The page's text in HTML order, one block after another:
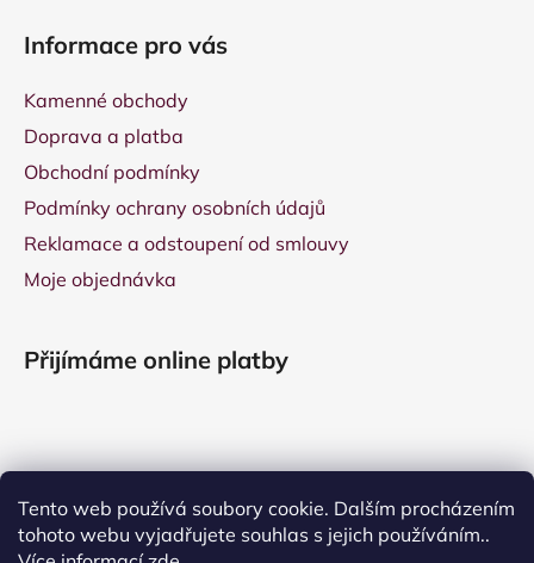
Tento web používá soubory cookie. Dalším procházením
tohoto webu vyjadřujete souhlas s jejich používáním..
Informace pro vás
Kamenné obchody
Doprava a platba
Obchodní podmínky
Podmínky ochrany osobních údajů
Reklamace a odstoupení od smlouvy
Moje objednávka
Přijímáme online platby